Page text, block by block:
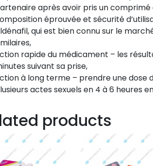
après avoir pris un comprimé
éprouvée et sécurité
qui est bien connu sur le
rapide du médicament – les
suivant sa prise,
à long terme – prendre une dose
actes sexuels en 4 à 6 heures
products